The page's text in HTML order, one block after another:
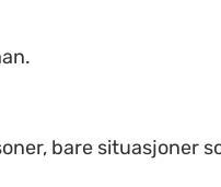
bare situasjoner